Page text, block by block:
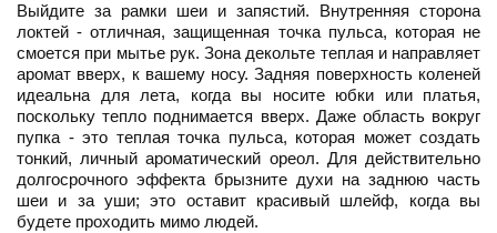
Выйдите за рамки шеи и запястий. Внутренняя сторона
локтей - отличная, защищенная точка пульса, которая не
смоется при мытье рук. Зона декольте теплая и направляет
аромат вверх, к вашему носу. Задняя поверхность коленей
идеальна для лета, когда вы носите юбки или платья,
поскольку тепло поднимается вверх. Даже область вокруг
пупка - это теплая точка пульса, которая может создать
тонкий, личный ароматический ореол. Для действительно
долгосрочного эффекта брызните духи на заднюю часть
шеи и за уши; это оставит красивый шлейф, когда вы
будете проходить мимо людей.